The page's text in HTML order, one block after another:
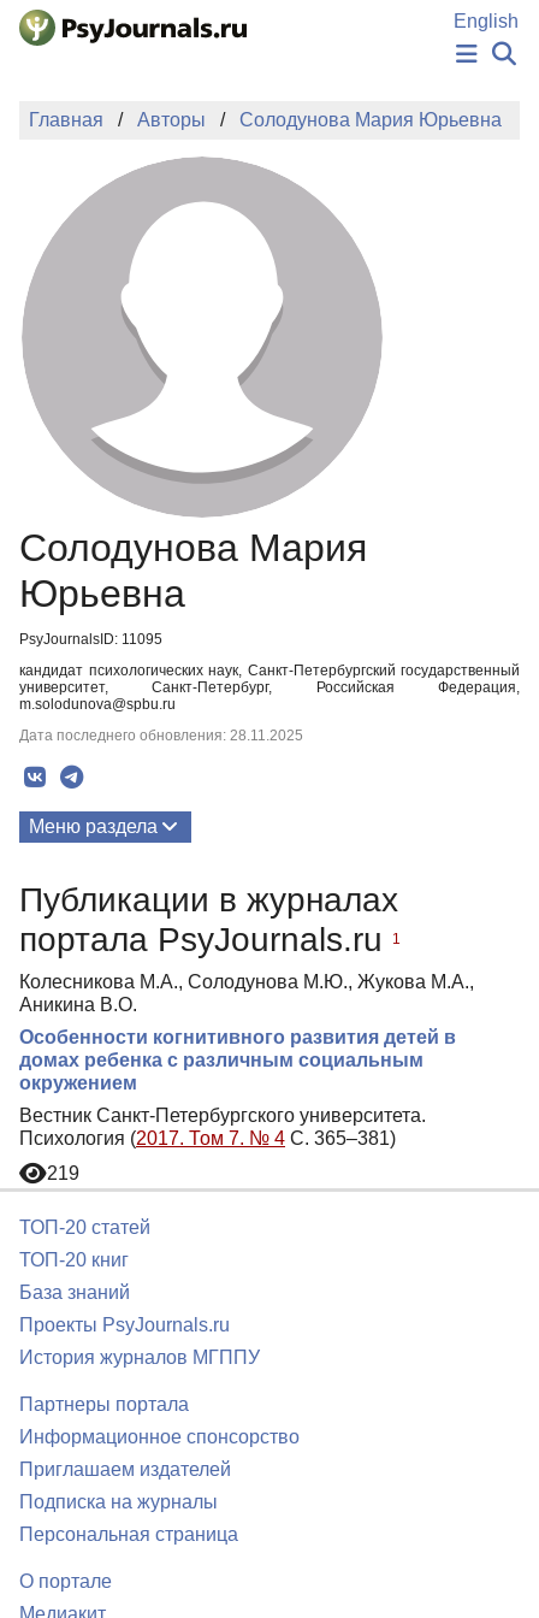
Перейти к основному содержанию
English
НОВОСТИ
АВТОРЫ
ПОДАТЬ РУКОПИСЬ
БАЗА ЗНАНИЙ
КЛЮЧЕВЫЕ СЛОВА
Регистрация
Главная Авторы Солодунова Мария Юрьевна
Солодунова Мария
Юрьевна
PsyJournalsID: 11095
кандидат психологических наук, Санкт-Петербургский государственный
университет, Санкт-Петербург, Российская Федерация,
m.solodunova@spbu.ru
Дата последнего обновления: 28.11.2025
Меню раздела
Публикации в журналах
портала PsyJournals.ru
1
Колесникова М.А., Солодунова М.Ю., Жукова М.А.,
Аникина В.О.
Особенности когнитивного развития детей в
домах ребенка с различным социальным
окружением
Вестник Санкт-Петербургского университета.
Психология (2017. Том 7. № 4 С. 365–381)
219
ТОП-20 статей
ТОП-20 книг
База знаний
Проекты PsyJournals.ru
История журналов МГППУ
Партнеры портала
Информационное спонсорство
Приглашаем издателей
Подписка на журналы
Персональная страница
О портале
Медиакит